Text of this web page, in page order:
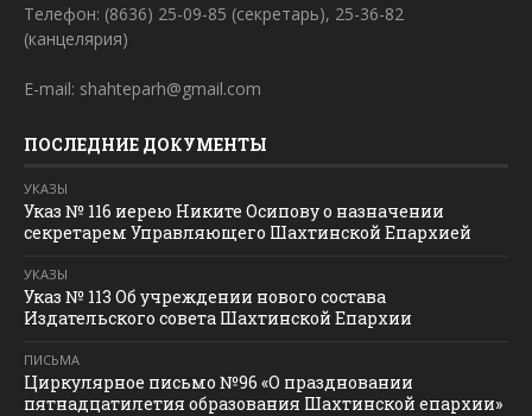
Телефон: (8636) 25-09-85 (секретарь), 25-36-82
(канцелярия)
E-mail: shahteparh@gmail.com
ПОСЛЕДНИЕ ДОКУМЕНТЫ
УКАЗЫ
Указ № 116 иерею Никите Осипову о назначении
секретарем Управляющего Шахтинской Епархией
УКАЗЫ
Указ № 113 Об учреждении нового состава
Издательского совета Шахтинской Епархии
ПИСЬМА
Циркулярное письмо №96 «О праздновании
пятнадцатилетия образования Шахтинской епархии»